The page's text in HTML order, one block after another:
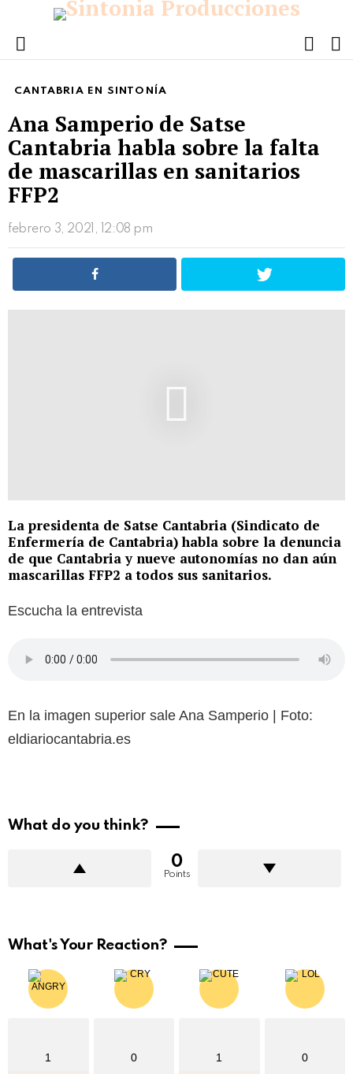
Menu
CANTABRIA EN SINTONÍA
Ana Samperio de Satse
Cantabria habla sobre la falta
de mascarillas en sanitarios
FFP2
febrero 3, 2021, 12:08 pm
La presidenta de Satse Cantabria (Sindicato de
Enfermería de Cantabria) habla sobre la denuncia
de que Cantabria y nueve autonomías no dan aún
mascarillas FFP2 a todos sus sanitarios.
Escucha la entrevista
En la imagen superior sale Ana Samperio | Foto:
eldiariocantabria.es
What do you think?
0
Points
What's Your Reaction?
1 0 1 0